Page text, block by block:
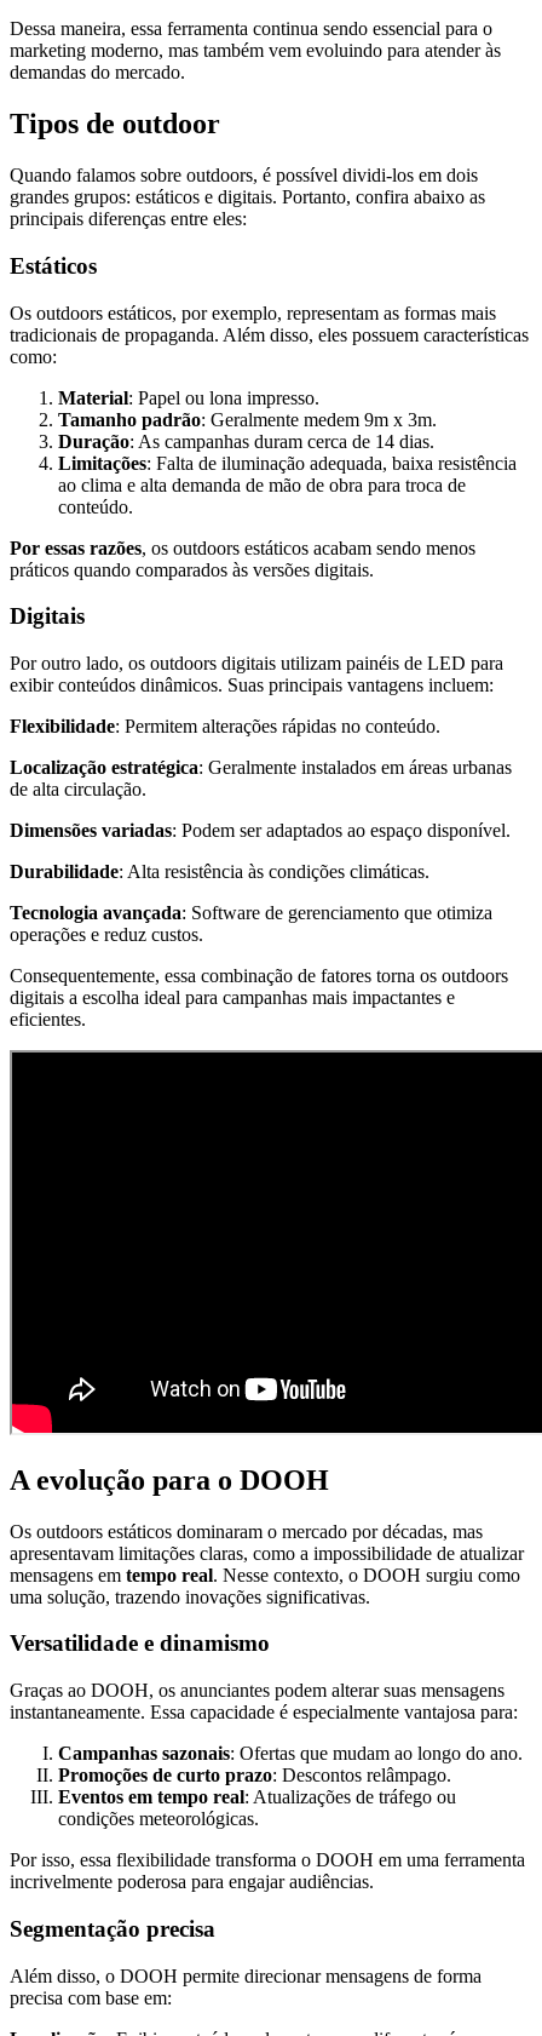
Dessa maneira, essa ferramenta continua sendo essencial para o
marketing moderno, mas também vem evoluindo para atender às
demandas do mercado.
Tipos de outdoor
Quando falamos sobre outdoors, é possível dividi-los em dois
grandes grupos: estáticos e digitais. Portanto, confira abaixo as
principais diferenças entre eles:
Estáticos
Os outdoors estáticos, por exemplo, representam as formas mais
tradicionais de propaganda. Além disso, eles possuem características
como:
Material: Papel ou lona impresso.
Tamanho padrão: Geralmente medem 9m x 3m.
Duração: As campanhas duram cerca de 14 dias.
Limitações: Falta de iluminação adequada, baixa resistência
ao clima e alta demanda de mão de obra para troca de
conteúdo.
Por essas razões, os outdoors estáticos acabam sendo menos
práticos quando comparados às versões digitais.
Digitais
Por outro lado, os outdoors digitais utilizam painéis de LED para
exibir conteúdos dinâmicos. Suas principais vantagens incluem:
Flexibilidade: Permitem alterações rápidas no conteúdo.
Localização estratégica: Geralmente instalados em áreas urbanas
de alta circulação.
Dimensões variadas: Podem ser adaptados ao espaço disponível.
Durabilidade: Alta resistência às condições climáticas.
Tecnologia avançada: Software de gerenciamento que otimiza
operações e reduz custos.
Consequentemente, essa combinação de fatores torna os outdoors
digitais a escolha ideal para campanhas mais impactantes e
eficientes.
A evolução para o DOOH
Os outdoors estáticos dominaram o mercado por décadas, mas
apresentavam limitações claras, como a impossibilidade de atualizar
mensagens em tempo real. Nesse contexto, o DOOH surgiu como
uma solução, trazendo inovações significativas.
Versatilidade e dinamismo
Graças ao DOOH, os anunciantes podem alterar suas mensagens
instantaneamente. Essa capacidade é especialmente vantajosa para:
Campanhas sazonais: Ofertas que mudam ao longo do ano.
Promoções de curto prazo: Descontos relâmpago.
Eventos em tempo real: Atualizações de tráfego ou
condições meteorológicas.
Por isso, essa flexibilidade transforma o DOOH em uma ferramenta
incrivelmente poderosa para engajar audiências.
Segmentação precisa
Além disso, o DOOH permite direcionar mensagens de forma
precisa com base em: